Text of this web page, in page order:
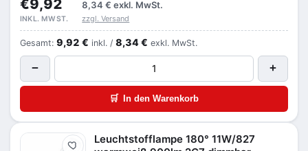
€9,92 8,34 € exkl. MwSt.
INKL. MWST. zzgl. Versand
Gesamt: 9,92 € inkl. / 8,34 € exkl. MwSt.
− +
🛒 In den Warenkorb
Leuchtstofflampe 180° 11W/827